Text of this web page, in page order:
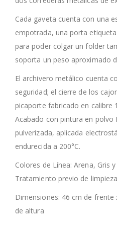
Cada gaveta cuenta con una
empotrada, una porta
para poder colgar un folder
soporta un peso aproximado
El archivero metálico cuenta
seguridad; el cierre de los
picaporte fabricado en calibre
Acabado con pintura en polvo
pulverizada, aplicada
endurecida a 200°C.
Colores de Línea: Arena, Gris
Tratamiento previo de
Dimensiones: 46 cm de
de altura